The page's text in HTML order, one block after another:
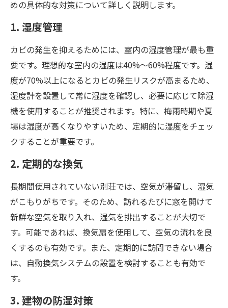
めの具体的な対策について詳しく説明します。
1. 湿度管理
カビの発生を抑えるためには、室内の湿度管理が最も重
要です。理想的な室内の湿度は40%〜60%程度です。湿
度が70%以上になるとカビの発生リスクが高まるため、
湿度計を設置して常に湿度を確認し、必要に応じて除湿
機を使用することが推奨されます。特に、梅雨時期や夏
場は湿度が高くなりやすいため、定期的に湿度をチェッ
クすることが重要です。
2. 定期的な換気
長期間使用されていない別荘では、空気が滞留し、湿気
がこもりがちです。そのため、訪れるたびに窓を開けて
新鮮な空気を取り入れ、湿気を排出することが大切で
す。可能であれば、換気扇を使用して、空気の流れを良
くするのも有効です。また、定期的に訪問できない場合
は、自動換気システムの設置を検討することも有効で
す。
3. 建物の防湿対策